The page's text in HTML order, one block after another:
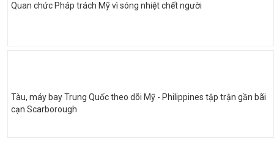
Quan chức Pháp trách Mỹ vì sóng nhiệt chết người
Tàu, máy bay Trung Quốc theo dõi Mỹ - Philippines tập trận gần bãi
cạn Scarborough